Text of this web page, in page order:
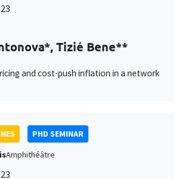
Tizié Bene**
and cost-push inflation in a network
PHD SEMINAR
Amphithéâtre